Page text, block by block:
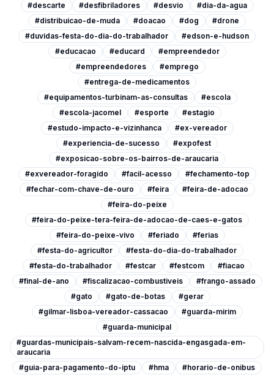
#descarte
#desfibriladores #desvio
#dia-da-agua
#distribuicao-de-muda
#doacao #dog
#drone
#duvidas-festa-do-dia-do-trabalhador
#edson-e-hudson
#educacao
#educard
#empreendedor
#empreendedores
#emprego
#entrega-de-medicamentos
#equipamentos-turbinam-as-consultas
#escola
#escola-jacomel
#esporte
#estagio
#estudo-impacto-e-vizinhanca
#ex-vereador
#experiencia-de-sucesso
#expofest
#exposicao-sobre-os-bairros-de-araucaria
#exvereador-foragido
#facil-acesso
#fechamento-top
#fechar-com-chave-de-ouro
#feira
#feira-de-adocao
#feira-do-peixe
#feira-do-peixe-tera-feira-de-adocao-de-caes-e-gatos
#feira-do-peixe-vivo
#feriado
#ferias
#festa-do-agricultor
#festa-do-dia-do-trabalhador
#festa-do-trabalhador
#festcar #festcom
#fiacao
#final-de-ano
#fiscalizacao-combustiveis
#frango-assado
#gato
#gato-de-botas
#gerar
#gilmar-lisboa-vereador-cassacao
#guarda-mirim
#guarda-municipal
#guardas-municipais-salvam-recem-nascida-engasgada-em-
araucaria
#guia-para-pagamento-do-iptu
#hma
#horario-de-onibus